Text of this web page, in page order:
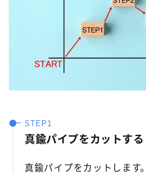
真鍮パイプをカットする
真鍮パイプをカットします。